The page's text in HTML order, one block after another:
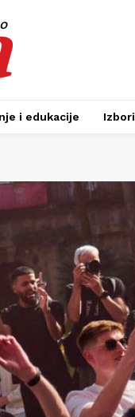
i edukacije Izbori